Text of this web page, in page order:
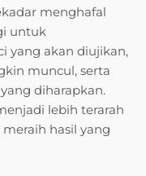
menghafal
untuk
yang akan diujikan,
muncul, serta
diharapkan.
lebih terarah
hasil yang